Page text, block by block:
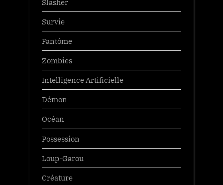
Survie
Fantôme
Zombies
Intelligence Artificielle
Démon
Océan
Possession
Loup-Garou
Créature